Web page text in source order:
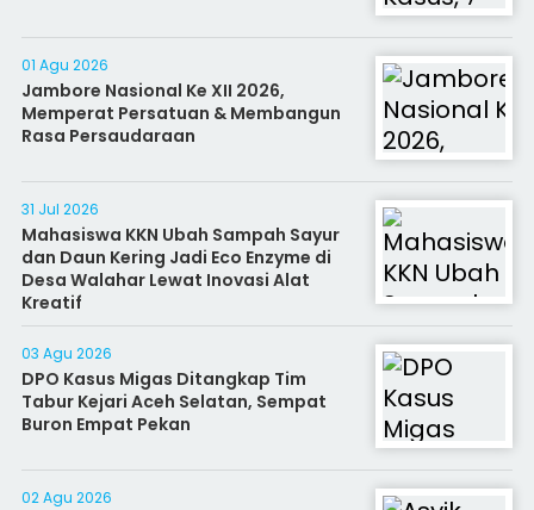
01 Agu 2026
Jambore Nasional Ke XII 2026,
Memperat Persatuan & Membangun
Rasa Persaudaraan
31 Jul 2026
Mahasiswa KKN Ubah Sampah Sayur
dan Daun Kering Jadi Eco Enzyme di
Desa Walahar Lewat Inovasi Alat
Kreatif
03 Agu 2026
DPO Kasus Migas Ditangkap Tim
Tabur Kejari Aceh Selatan, Sempat
Buron Empat Pekan
02 Agu 2026